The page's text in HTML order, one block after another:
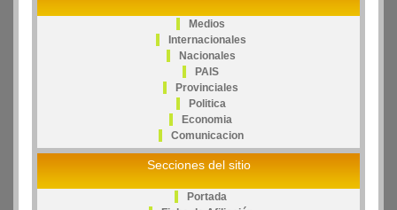
Medios
Internacionales
Nacionales
PAIS
Provinciales
Politica
Economia
Comunicacion
Secciones del sitio
Portada